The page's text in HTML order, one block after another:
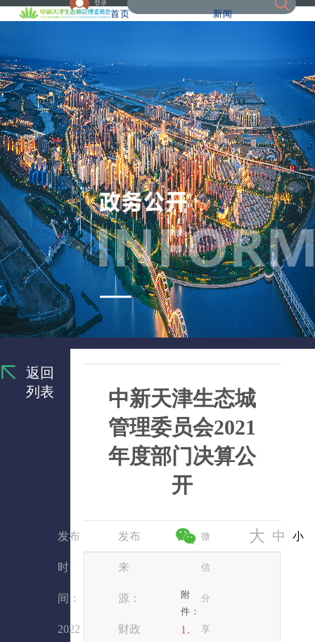
登录
首页 新闻
返回
列表
中新天津生态城
管理委员会2021
年度部门决算公
开
发布
时
间：
2022
发布
来
源：
财政
微
信
分
享
大 中 小
附
件：
1.